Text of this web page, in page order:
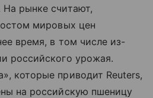
рынке считают,
мировых цен
время, в том числе из-
российского урожая.
которые приводит Reuters,
на российскую пшеницу